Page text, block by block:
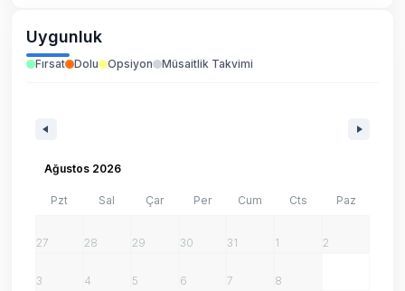
Uygunluk
Fırsat Dolu Opsiyon Müsaitlik Takvimi
Ağustos 2026
Pzt Sal Çar Per Cum Cts Paz
27 28 29 30 31 1 2
3 4 5 6 7 8